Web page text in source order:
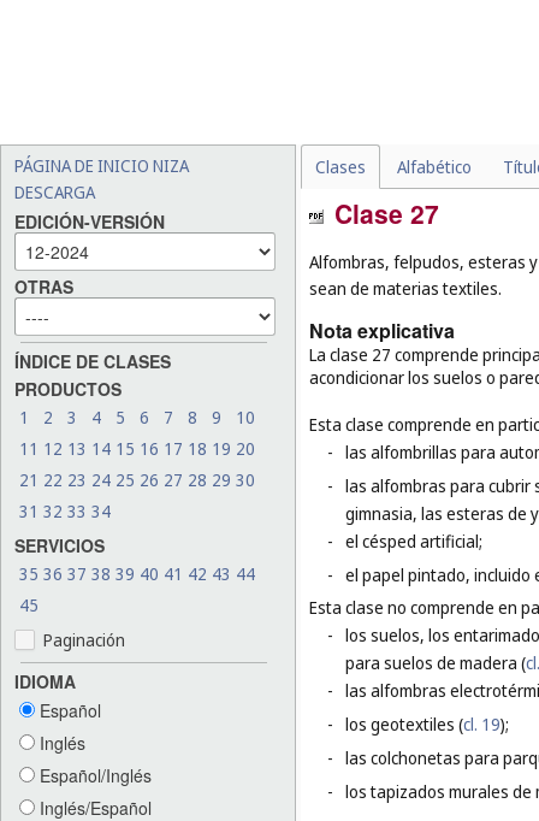
PÁGINA DE INICIO NIZA
DESCARGA
EDICIÓN-VERSIÓN
OTRAS
ÍNDICE DE CLASES
PRODUCTOS
1 2 3 4 5 6 7 8 9
10
11 12 13 14 15 16 17 18 19 20
21 22 23 24 25 26 27 28 29 30
31 32 33 34
SERVICIOS
35 36 37 38 39 40 41 42 43 44
45
Paginación
IDIOMA
Español
Inglés
Español/Inglés
Inglés/Español
Clases Alfabético
Clase 27
Alfombras, felpudos, esteras
sean de materias textiles.
Nota explicativa
La clase 27 comprende
acondicionar los suelos o
Esta clase comprende en
- las alfombrillas para
- las alfombras para cubrir
gimnasia, las esteras de
- el césped artificial;
- el papel pintado,
Esta clase no comprende en
- los suelos, los
para suelos de madera (
- las alfombras
- los geotextiles (cl. 19);
- las colchonetas para
- los tapizados murales de